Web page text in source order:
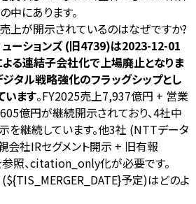
中にあります。
上が開示されているのはなぜですか?
ューションズ (旧4739)は2023-12-01
る連結子会社化で上場廃止となりま
タル戦略強化のフラッグシップとし
います。FY2025売上7,937億円 + 営業
億円が継続開示されており、4社中
を継続しています。他3社 (NTTデータ
会社IRセグメント開示 + 旧有報
照、citation_only化が必要です。
予定)はどのよ